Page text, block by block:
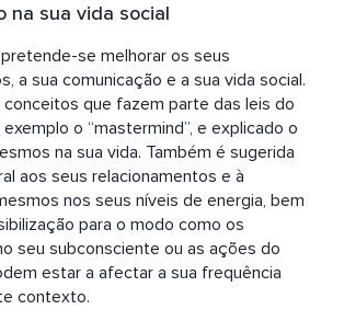
na sua vida social
se melhorar os seus
a sua comunicação e a sua vida social.
conceitos que fazem parte das leis do
o “mastermind”, e explicado o
na sua vida. Também é sugerida
aos seus relacionamentos e à
nos seus níveis de energia, bem
para o modo como os
seu subconsciente ou as ações do
estar a afectar a sua frequência
contexto.